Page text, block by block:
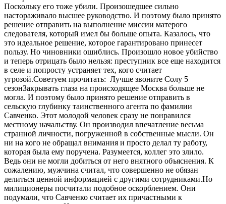
Поскольку его тоже убили. Произошедшее сильно
настораживало высшее руководство. И поэтому было принято
решение отправить на выполнение миссии матерого
следователя, который имел бы больше опыта. Казалось, что
это идеальное решение, которое гарантировано принесет
пользу. Но чиновники ошиблись. Произошло новое убийство
и теперь отрицать было нельзя: преступник все еще находится
в селе и попросту устраняет тех, кого считает
угрозой.Советуем прочитать: Лучше звоните Солу 5
сезонЗакрывать глаза на происходящее Москва больше не
могла. И поэтому было принято решение отправить в
сельскую глубинку таинственного агента по фамилии
Савченко. Этот молодой человек сразу не понравился
местному начальству. Он производил впечатление весьма
странной личности, погруженной в собственные мысли. Он
ни на кого не обращал внимания и просто делал ту работу,
которая была ему поручена. Разумеется, коллег это злило.
Ведь они не могли добиться от него внятного объяснения. К
сожалению, мужчина считал, что совершенно не обязан
делиться ценной информацией с другими сотрудниками.Но
милиционеры посчитали подобное оскорблением. Они
подумали, что Савченко считает их причастными к